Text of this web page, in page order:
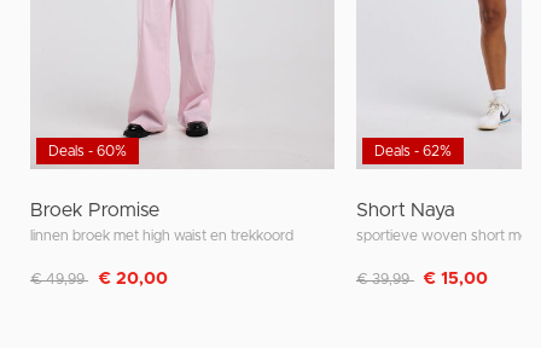
Deals - 60%
Broek Promise
linnen broek met high waist en trekkoord
Afgeprijsd van
€ 49,99 naar
€ 20,00
Deals - 62%
Short Naya
Afgeprijsd van
€ 39,99 naar
€ 15,00